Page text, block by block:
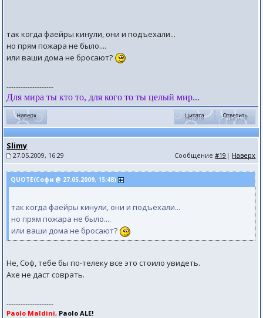
так когда фаейры кинули, они и подъехали...
но прям пожара не было....
или ваши дома не бросают?
--------------------
Для мира ты кто то, для кого то ты целый мир...
Slimy
27.05.2009, 16:29 Сообщение#19 | Наверх
QUOTE(Софи @ 27.05.2009, 15:48)
так когда фаейры кинули, они и подъехали...
но прям пожара не было....
или ваши дома не бросают?
Не, Соф, тебе бы по-телеку все это стоило увидеть.
Axe не даст соврать.
--------------------
Paolo Maldini, Paolo ALE!